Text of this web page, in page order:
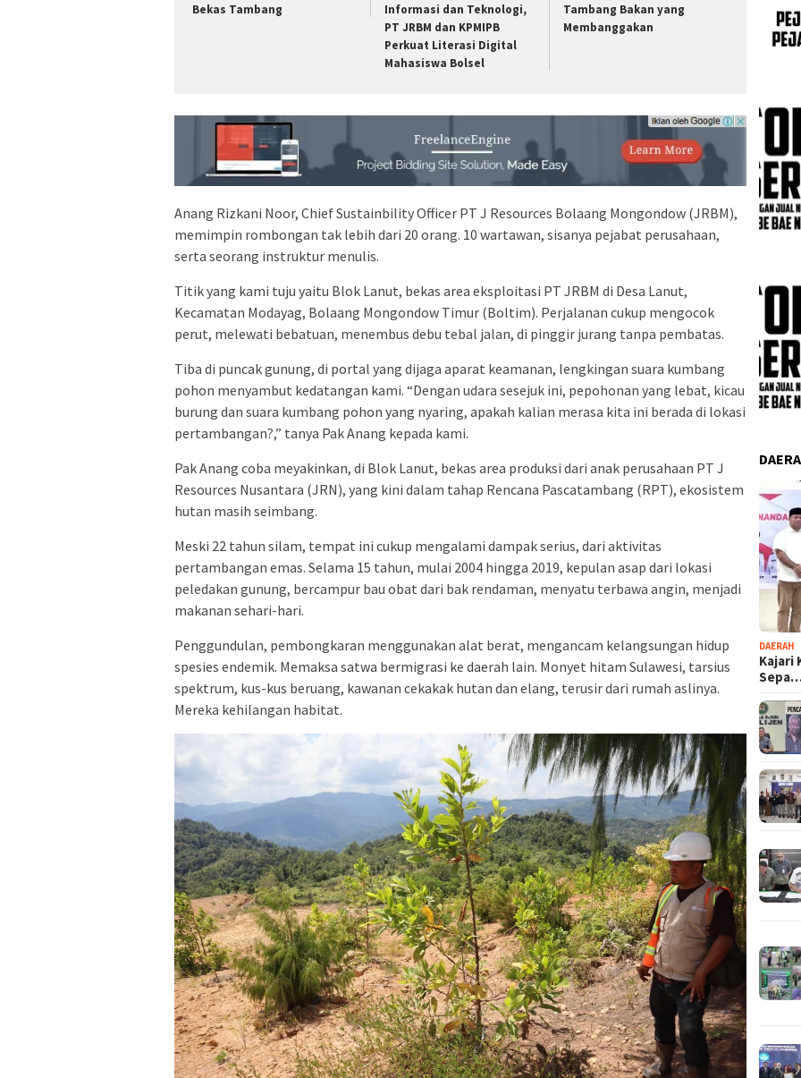
Bekas Tambang
Informasi dan Teknologi,
PT JRBM dan KPMIPB
Perkuat Literasi Digital
Mahasiswa Bolsel
Tambang Bakan yang
Membanggakan
Anang Rizkani Noor, Chief Sustainbility Officer PT J Resources Bolaang Mongondow (JRBM),
memimpin rombongan tak lebih dari 20 orang. 10 wartawan, sisanya pejabat perusahaan,
serta seorang instruktur menulis.
Titik yang kami tuju yaitu Blok Lanut, bekas area eksploitasi PT JRBM di Desa Lanut,
Kecamatan Modayag, Bolaang Mongondow Timur (Boltim). Perjalanan cukup mengocok
perut, melewati bebatuan, menembus debu tebal jalan, di pinggir jurang tanpa pembatas.
Tiba di puncak gunung, di portal yang dijaga aparat keamanan, lengkingan suara kumbang
pohon menyambut kedatangan kami. “Dengan udara sesejuk ini, pepohonan yang lebat, kicau
burung dan suara kumbang pohon yang nyaring, apakah kalian merasa kita ini berada di lokasi
pertambangan?,” tanya Pak Anang kepada kami.
Pak Anang coba meyakinkan, di Blok Lanut, bekas area produksi dari anak perusahaan PT J
Resources Nusantara (JRN), yang kini dalam tahap Rencana Pascatambang (RPT), ekosistem
hutan masih seimbang.
Meski 22 tahun silam, tempat ini cukup mengalami dampak serius, dari aktivitas
pertambangan emas. Selama 15 tahun, mulai 2004 hingga 2019, kepulan asap dari lokasi
peledakan gunung, bercampur bau obat dari bak rendaman, menyatu terbawa angin, menjadi
makanan sehari-hari.
Penggundulan, pembongkaran menggunakan alat berat, mengancam kelangsungan hidup
spesies endemik. Memaksa satwa bermigrasi ke daerah lain. Monyet hitam Sulawesi, tarsius
spektrum, kus-kus beruang, kawanan cekakak hutan dan elang, terusir dari rumah aslinya.
Mereka kehilangan habitat.
DAERAH
Kajari